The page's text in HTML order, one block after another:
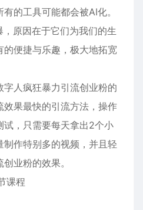
的工具可能都会被AI化。
原因在于它们为我们的生
便捷与乐趣，极大地拓宽
人疯狂暴力引流创业粉的
果最快的引流方法，操作
试，只需要每天拿出2个小
作特别多的视频，并且轻
业粉的效果。
课程